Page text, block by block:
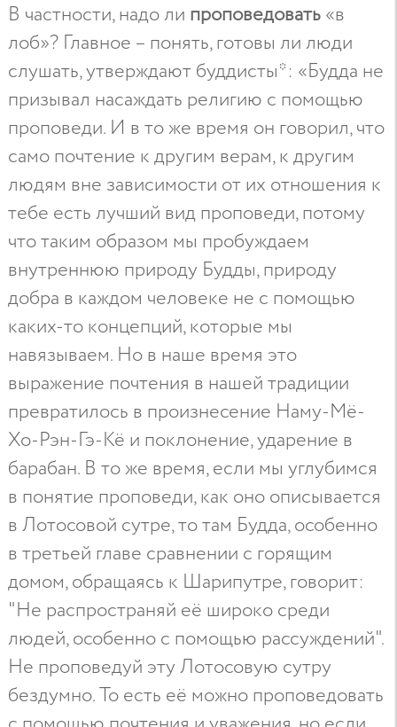
В частности, надо ли проповедовать«в
лоб»? Главное – понять, готовы ли люди
слушать, утверждают буддисты*: «Будда не
призывал насаждать религию с помощью
проповеди. И в то же время он говорил, что
само почтение к другим верам, к другим
людям вне зависимости от их отношения к
тебе есть лучший вид проповеди, потому
что таким образом мы пробуждаем
внутреннюю природу Будды, природу
добра в каждом человеке не с помощью
каких-то концепций, которые мы
навязываем. Но в наше время это
выражение почтения в нашей традиции
превратилось в произнесение Наму-Мё-
Хо-Рэн-Гэ-Кё и поклонение, ударение в
барабан. В то же время, если мы углубимся
в понятие проповеди, как оно описывается
в Лотосовой сутре, то там Будда, особенно
в третьей главе сравнении с горящим
домом, обращаясь к Шарипутре, говорит:
"Не распространяй её широко среди
людей, особенно с помощью рассуждений".
Не проповедуй эту Лотосовую сутру
бездумно. То есть её можно проповедовать